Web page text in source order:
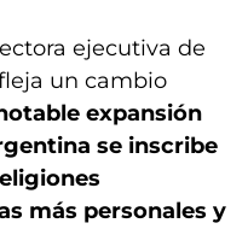
ejecutiva de
un cambio
expansión
se inscribe
más personales y